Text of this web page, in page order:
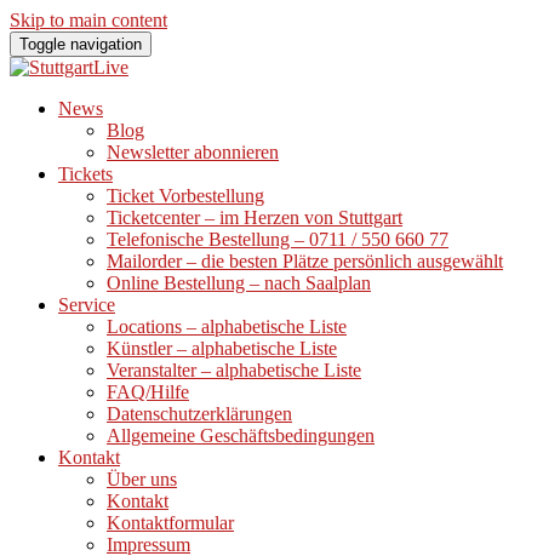
Skip to main content
Toggle navigation
News
Blog
Newsletter abonnieren
Tickets
Ticket Vorbestellung
Ticketcenter – im Herzen von Stuttgart
Telefonische Bestellung – 0711 / 550 660 77
Mailorder – die besten Plätze persönlich ausgewählt
Online Bestellung – nach Saalplan
Service
Locations – alphabetische Liste
Künstler – alphabetische Liste
Veranstalter – alphabetische Liste
FAQ/Hilfe
Datenschutzerklärungen
Allgemeine Geschäftsbedingungen
Kontakt
Über uns
Kontakt
Kontaktformular
Impressum